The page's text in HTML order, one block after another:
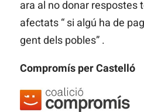
ara al no donar respostes
afectats “ si algú ha de
gent dels pobles” .
Compromís per Castelló